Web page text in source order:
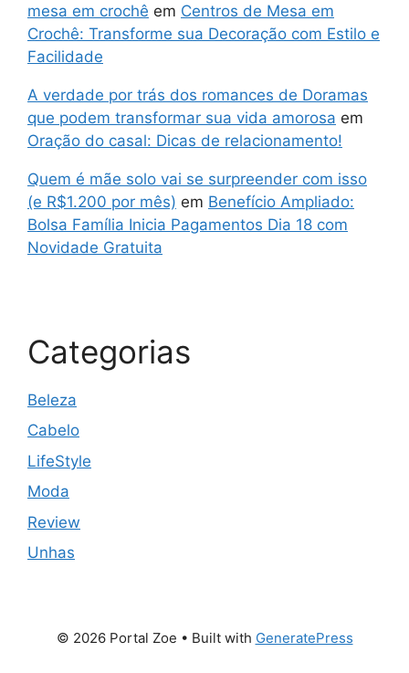
mesa em crochê em Centros de Mesa em
Crochê: Transforme sua Decoração com Estilo e
Facilidade
A verdade por trás dos romances de Doramas
que podem transformar sua vida amorosa em
Oração do casal: Dicas de relacionamento!
Quem é mãe solo vai se surpreender com isso
(e R$1.200 por mês) em Benefício Ampliado:
Bolsa Família Inicia Pagamentos Dia 18 com
Novidade Gratuita
Categorias
Beleza
Cabelo
LifeStyle
Moda
Review
Unhas
© 2026 Portal Zoe • Built with GeneratePress